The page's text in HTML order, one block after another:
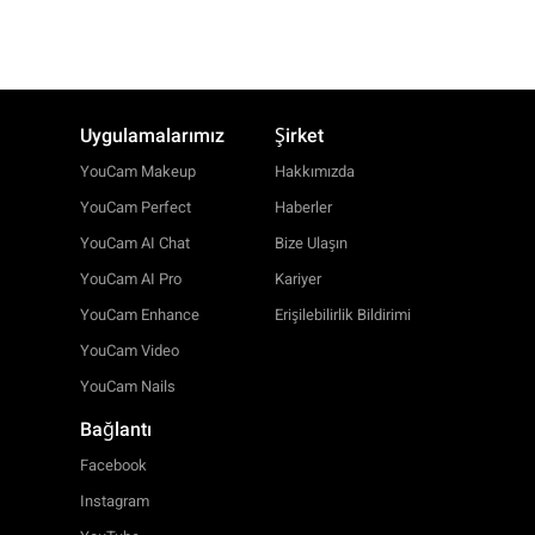
Uygulamalarımız
YouCam Makeup
YouCam Perfect
YouCam AI Chat
YouCam AI Pro
YouCam Enhance
YouCam Video
YouCam Nails
Şirket
Hakkımızda
Haberler
Bize Ulaşın
Kariyer
Erişilebilirlik Bildirimi
Bağlantı
Facebook
Instagram